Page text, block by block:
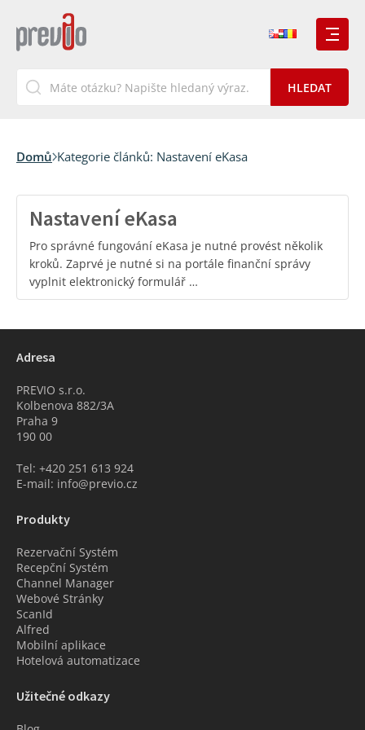
Domů Kategorie článků: Nastavení eKasa
Nastavení eKasa
Pro správné fungování eKasa je nutné provést několik
kroků. Zaprvé je nutné si na portále finanční správy
vyplnit elektronický formulář …
Adresa
PREVIO s.r.o.
Kolbenova 882/3A
Praha 9
190 00
Tel: +420 251 613 924
E-mail: info@previo.cz
Produkty
Rezervační Systém
Recepční Systém
Channel Manager
Webové Stránky
ScanId
Alfred
Mobilní aplikace
Hotelová automatizace
Užitečné odkazy